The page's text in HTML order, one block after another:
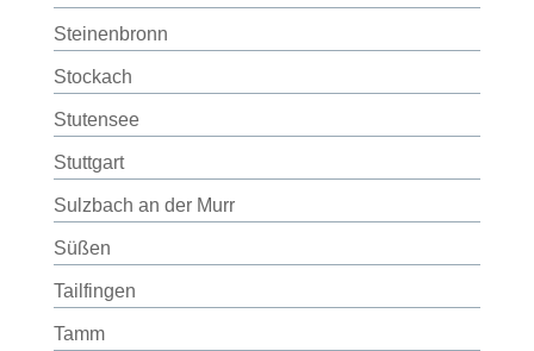
Steinenbronn
Stockach
Stutensee
Stuttgart
Sulzbach an der Murr
Süßen
Tailfingen
Tamm